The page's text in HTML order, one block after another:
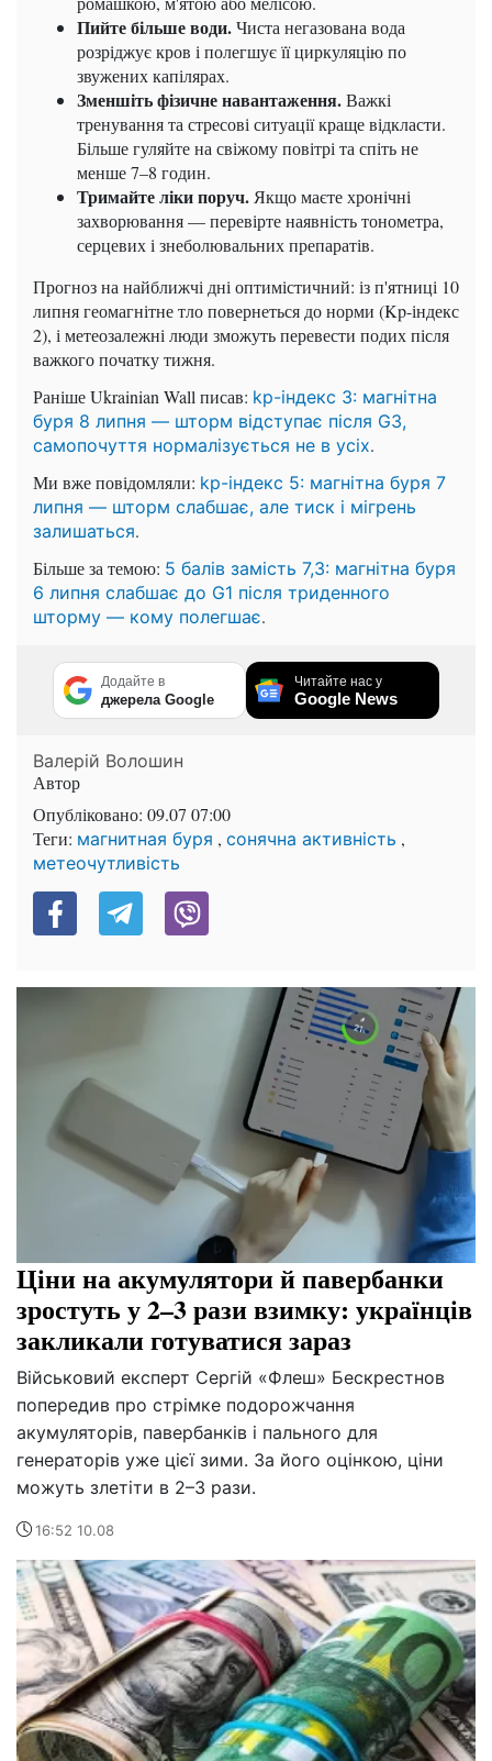
Пийте більше води.Чиста негазована вода
розріджує кров і полегшує її циркуляцію по
звужених капілярах.
Зменшіть фізичне навантаження.Важкі
тренування та стресові ситуації краще відкласти.
Більше гуляйте на свіжому повітрі та спіть не
менше 7–8 годин.
Тримайте ліки поруч. Якщо маєте хронічні
захворювання — перевірте наявність тонометра,
серцевих і знеболювальних препаратів.
Прогноз на найближчі дні оптимістичний: із п'ятниці 10
липня геомагнітне тло повернеться до норми (Kp-індекс
2), і метеозалежні люди зможуть перевести подих після
важкого початку тижня.
Раніше Ukrainian Wall писав: kp-індекс 3: магнітна
буря 8 липня — шторм відступає після G3,
самопочуття нормалізується не в усіх.
Ми вже повідомляли: kp-індекс 5: магнітна буря 7
липня — шторм слабшає, але тиск і мігрень
залишаться.
Більше за темою: 5 балів замість 7,3: магнітна буря
6 липня слабшає до G1 після триденного
шторму — кому полегшає.
Додайте в
джерела Google
Читайте нас у
Google News
Валерій Волошин
Автор
Опубліковано: 09.07 07:00
Теги: магнитная буря , сонячна активність ,
метеочутливість
Ціни на акумулятори й павербанки
зростуть у 2–3 рази взимку: українців
закликали готуватися зараз
Військовий експерт Сергій «Флеш» Бескрестнов
попередив про стрімке подорожчання
акумуляторів, павербанків і пального для
генераторів уже цієї зими. За його оцінкою, ціни
можуть злетіти в 2–3 рази.
16:52 10.08